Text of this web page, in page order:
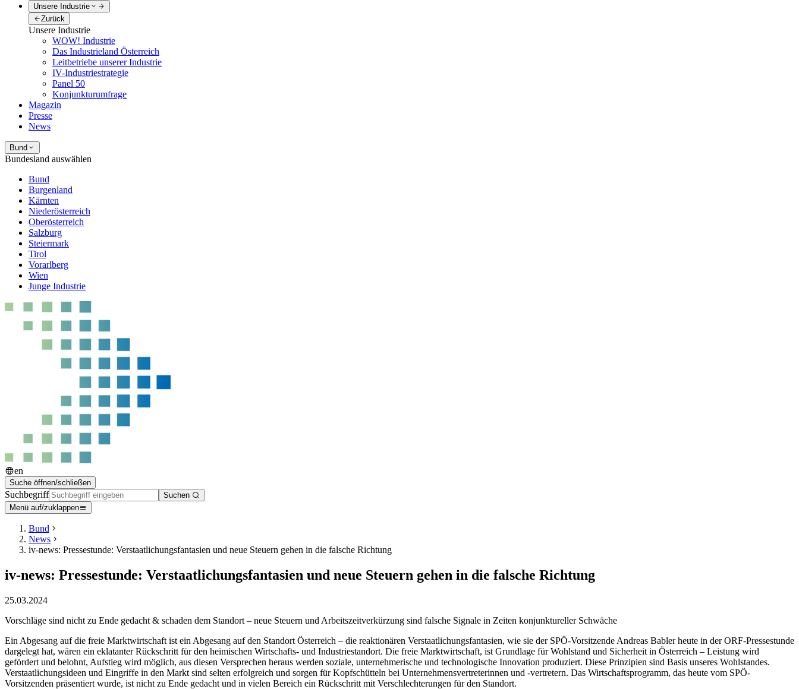
Unsere Industrie
Zurück
Unsere Industrie
WOW! Industrie
Das Industrieland Österreich
Leitbetriebe unserer Industrie
IV-Industriestrategie
Panel 50
Konjunkturumfrage
Magazin
Presse
News
Bund
Bundesland auswählen
Bund
Burgenland
Kärnten
Niederösterreich
Oberösterreich
Salzburg
Steiermark
Tirol
Vorarlberg
Wien
Junge Industrie
en
Suche öffnen/schließen
Suchbegriff
Suchen
Menü auf/zuklappen
Bund
News
iv-news: Pressestunde: Verstaatlichungsfantasien und neue Steuern gehen in die falsche Richtung
iv-news: Pressestunde: Verstaatlichungsfantasien und neue Steuern gehen in die falsche Richtung
25.03.2024
Vorschläge sind nicht zu Ende gedacht & schaden dem Standort – neue Steuern und Arbeitszeitverkürzung sind falsche Signale in Zeiten konjunktureller Schwäche
Ein Abgesang auf die freie Marktwirtschaft ist ein Abgesang auf den Standort Österreich – die reaktionären Verstaatlichungsfantasien, wie sie der SPÖ-Vorsitzende Andreas Babler heute in der ORF-Pressestunde
dargelegt hat, wären ein eklatanter Rückschritt für den heimischen Wirtschafts- und Industriestandort. Die freie Marktwirtschaft, ist Grundlage für Wohlstand und Sicherheit in Österreich – Leistung wird
gefördert und belohnt, Aufstieg wird möglich, aus diesen Versprechen heraus werden soziale, unternehmerische und technologische Innovation produziert. Diese Prinzipien sind Basis unseres Wohlstandes.
Verstaatlichungsideen und Eingriffe in den Markt sind selten erfolgreich und sorgen für Kopfschütteln bei Unternehmensvertreterinnen und -vertretern. Das Wirtschaftsprogramm, das heute vom SPÖ-
Vorsitzenden präsentiert wurde, ist nicht zu Ende gedacht und in vielen Bereich ein Rückschritt mit Verschlechterungen für den Standort.